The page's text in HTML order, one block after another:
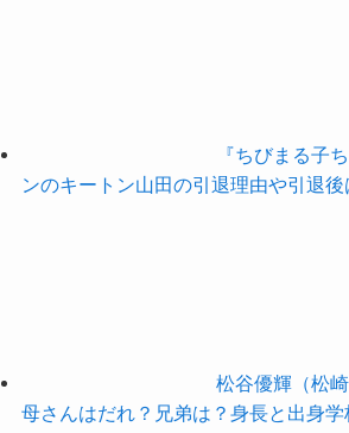
『ちびまる子
ンのキートン山田の引退理由や引退後
松谷優輝（松
母さんはだれ？兄弟は？身長と出身学